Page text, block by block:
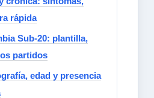
rápida
Sub-20: plantilla,
partidos
edad y presencia